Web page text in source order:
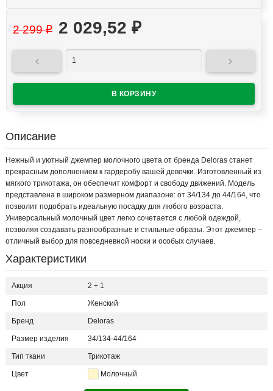
2 299₽ 2 029,52 ₽
 
Описание
Нежный и уютный джемпер молочного цвета от бренда Deloras станет
прекрасным дополнением к гардеробу вашей девочки. Изготовленный из
мягкого трикотажа, он обеспечит комфорт и свободу движений. Модель
представлена в широком размерном диапазоне: от 34/134 до 44/164, что
позволит подобрать идеальную посадку для любого возраста.
Универсальный молочный цвет легко сочетается с любой одеждой,
позволяя создавать разнообразные и стильные образы. Этот джемпер –
отличный выбор для повседневной носки и особых случаев.
Характеристики
Акция 2 + 1
Пол Женский
Бренд Deloras
Размер изделия 34/134-44/164
Тип ткани Трикотаж
Цвет Молочный